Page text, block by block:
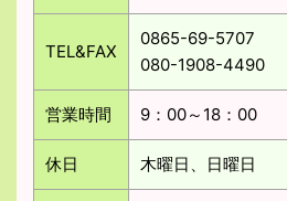
TEL&FAX
0865-69-5707
080-1908-4490
営業時間 9：00～18：00
休日 木曜日、日曜日